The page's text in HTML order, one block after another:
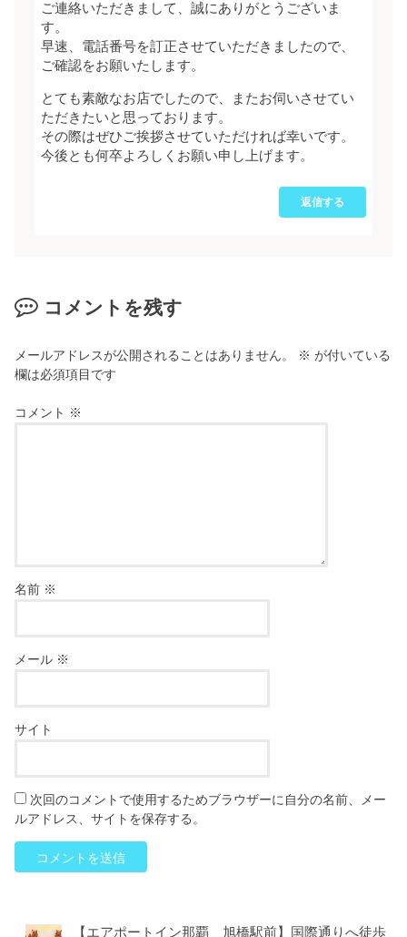
ご連絡いただきまして、誠にありがとうございま
す。
早速、電話番号を訂正させていただきましたので、
ご確認をお願いたします。
とても素敵なお店でしたので、またお伺いさせてい
ただきたいと思っております。
その際はぜひご挨拶させていただければ幸いです。
今後とも何卒よろしくお願い申し上げます。
返信する
コメントを残す
メールアドレスが公開されることはありません。 ※ が付いている
欄は必須項目です
コメント ※
名前 ※
メール ※
サイト
次回のコメントで使用するためブラウザーに自分の名前、メー
ルアドレス、サイトを保存する。
【エアポートイン那覇 旭橋駅前】国際通りへ徒歩